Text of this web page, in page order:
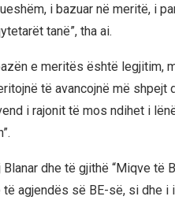
i bazuar në meritë, i
tanë”, tha ai.
e meritës është legjitim,
të avancojnë më shpejt
i rajonit të mos ndihet i
dhe të gjithë “Miqve të
agjendës së BE-së, si dhe i